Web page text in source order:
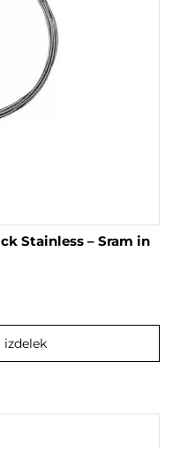
Stainless – Sram in
izdelek